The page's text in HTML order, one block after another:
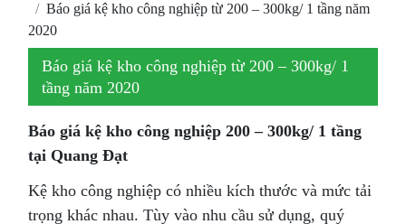
Báo giá kệ kho công nghiệp từ 200 – 300kg/ 1 tầng năm
2020
Báo giá kệ kho công nghiệp từ 200 – 300kg/ 1
tầng năm 2020
Báo giá kệ kho công nghiệp 200 – 300kg/ 1 tầng
tại Quang Đạt
Kệ kho công nghiệp có nhiều kích thước và mức tải
trọng khác nhau. Tùy vào nhu cầu sử dụng, quý